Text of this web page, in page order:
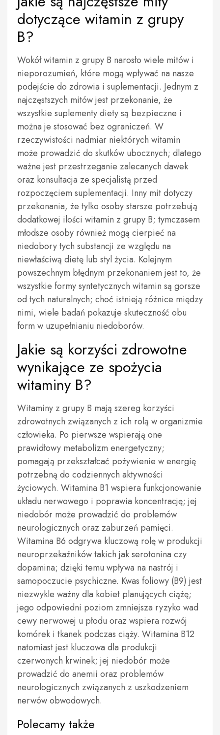
dotyczące witamin z grupy
B?
Wokół witamin z grupy B narosło wiele mitów i
nieporozumień, które mogą wpływać na nasze
podejście do zdrowia i suplementacji. Jednym z
najczęstszych mitów jest przekonanie, że
wszystkie suplementy diety są bezpieczne i
można je stosować bez ograniczeń. W
rzeczywistości nadmiar niektórych witamin
może prowadzić do skutków ubocznych; dlatego
ważne jest przestrzeganie zalecanych dawek
oraz konsultacja ze specjalistą przed
rozpoczęciem suplementacji. Inny mit dotyczy
przekonania, że tylko osoby starsze potrzebują
dodatkowej ilości witamin z grupy B; tymczasem
młodsze osoby również mogą cierpieć na
niedobory tych substancji ze względu na
niewłaściwą dietę lub styl życia. Kolejnym
powszechnym błędnym przekonaniem jest to, że
wszystkie formy syntetycznych witamin są gorsze
od tych naturalnych; choć istnieją różnice między
nimi, wiele badań pokazuje skuteczność obu
form w uzupełnianiu niedoborów.
Jakie są korzyści zdrowotne
wynikające ze spożycia
witaminy B?
Witaminy z grupy B mają szereg korzyści
zdrowotnych związanych z ich rolą w organizmie
człowieka. Po pierwsze wspierają one
prawidłowy metabolizm energetyczny;
pomagają przekształcać pożywienie w energię
potrzebną do codziennych aktywności
życiowych. Witamina B1 wspiera funkcjonowanie
układu nerwowego i poprawia koncentrację; jej
niedobór może prowadzić do problemów
neurologicznych oraz zaburzeń pamięci.
Witamina B6 odgrywa kluczową rolę w produkcji
neuroprzekaźników takich jak serotonina czy
dopamina; dzięki temu wpływa na nastrój i
samopoczucie psychiczne. Kwas foliowy (B9) jest
niezwykle ważny dla kobiet planujących ciążę;
jego odpowiedni poziom zmniejsza ryzyko wad
cewy nerwowej u płodu oraz wspiera rozwój
komórek i tkanek podczas ciąży. Witamina B12
natomiast jest kluczowa dla produkcji
czerwonych krwinek; jej niedobór może
prowadzić do anemii oraz problemów
neurologicznych związanych z uszkodzeniem
nerwów obwodowych.
Polecamy także